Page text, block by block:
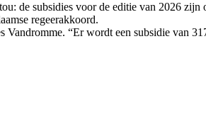
de subsidies voor de editie van 2026
regeerakkoord.
“Er wordt een subsidie van